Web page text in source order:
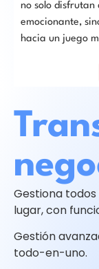
no solo
emocionante,
hacia un juego
Gestiona
lugar, con
Gestión
todo-en-uno.